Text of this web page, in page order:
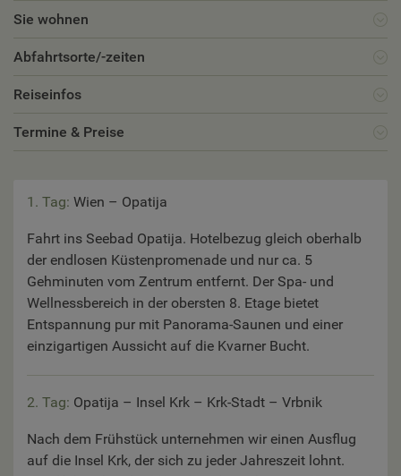
Sie wohnen
Abfahrtsorte/-zeiten
Reiseinfos
Termine & Preise
1. Tag: Wien – Opatija
Fahrt ins Seebad Opatija. Hotelbezug gleich oberhalb
der endlosen Küstenpromenade und nur ca. 5
Gehminuten vom Zentrum entfernt. Der Spa- und
Wellnessbereich in der obersten 8. Etage bietet
Entspannung pur mit Panorama-Saunen und einer
einzigartigen Aussicht auf die Kvarner Bucht.
2. Tag: Opatija – Insel Krk – Krk-Stadt – Vrbnik
Nach dem Frühstück unternehmen wir einen Ausflug
auf die Insel Krk, der sich zu jeder Jahreszeit lohnt.